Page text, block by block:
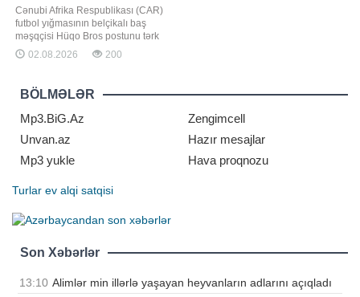
Cənubi Afrika Respublikası (CAR)
futbol yığmasının belçikalı baş
məşqçisi Hüqo Bros postunu tərk
edib. "Report" "Reuters"ə istinadən
xəbər verir ki, 74 yaşlı mütəxəssisin
iyulun 31-də başa çatan
müqaviləsinin müddəti uzadılmayıb.
O, yerli qurumun gələ
02.08.2026 200
BÖLMƏLƏR
Mp3.BiG.Az
Zengimcell
Unvan.az
Hazır mesajlar
Mp3 yukle
Hava proqnozu
Turlar ev alqi satqisi
Son Xəbərlər
13:10 Alimlər min illərlə yaşayan heyvanların adlarını açıqladı